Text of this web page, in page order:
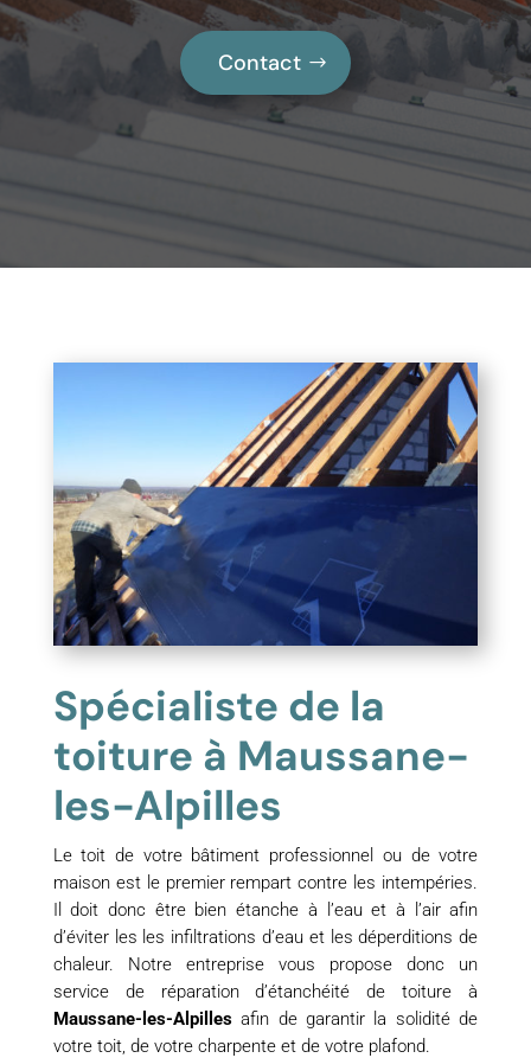
Contact
Spécialiste de la
toiture à Maussane-
les-Alpilles
Le toit de votre bâtiment professionnel ou de votre
maison est le premier rempart contre les intempéries.
Il doit donc être bien étanche à l’eau et à l’air afin
d’éviter les les infiltrations d’eau et les déperditions de
chaleur. Notre entreprise vous propose donc un
service de réparation d’étanchéité de toiture à
Maussane-les-Alpillesafin de garantir la solidité de
votre toit, de votre charpente et de votre plafond.